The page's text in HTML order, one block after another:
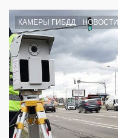
КАМЕРЫ ГИБДД НОВОСТИ